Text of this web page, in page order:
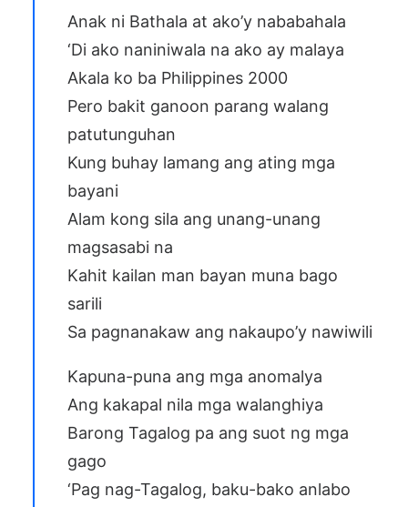
Anak ni Bathala at ako’y nababahala
‘Di ako naniniwala na ako ay malaya
Akala ko ba Philippines 2000
Pero bakit ganoon parang walang
patutunguhan
Kung buhay lamang ang ating mga
bayani
Alam kong sila ang unang-unang
magsasabi na
Kahit kailan man bayan muna bago
sarili
Sa pagnanakaw ang nakaupo’y nawiwili
Kapuna-puna ang mga anomalya
Ang kakapal nila mga walanghiya
Barong Tagalog pa ang suot ng mga
gago
‘Pag nag-Tagalog, baku-bako anlabo